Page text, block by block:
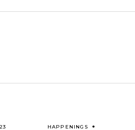
HAPPENINGS